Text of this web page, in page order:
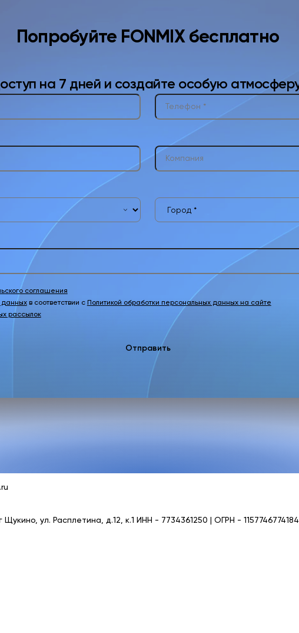
Попробуйте FONMIX бесплатно
на 7 дней и создайте особую
соглашения
данныхв соответствии с Политикой обработки персональных данных на сайте
рассылок
Отправить
ул. Расплетина, д.12, к.1 ИНН - 7734361250 | ОГРН - 1157746774184,